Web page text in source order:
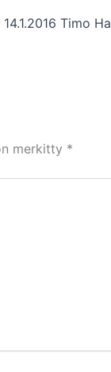
merkitty *